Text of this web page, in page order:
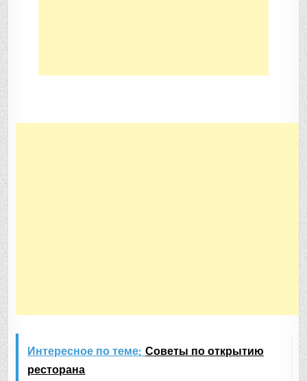
Интересное по теме: Советы по открытию
ресторана